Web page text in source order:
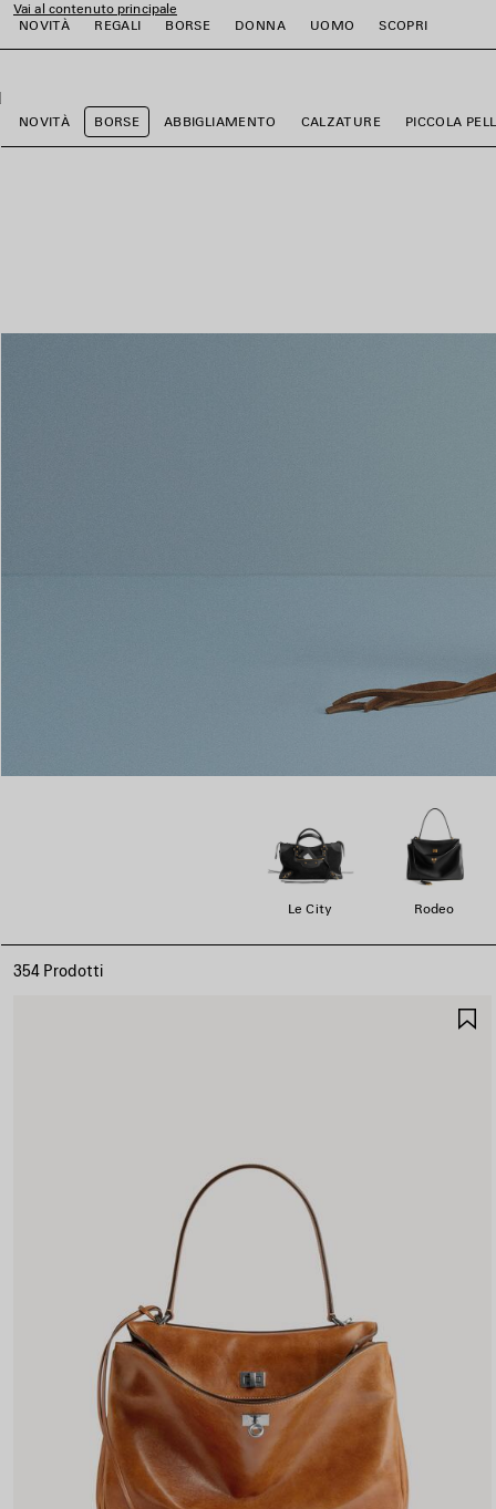
Vai al contenuto principale
NOVITÀ
REGALI BORSE DONNA UOMO SCOPRI
NOVITÀ BORSE ABBIGLIAMENTO CALZATURE PICCOLA
Le City Rodeo
354 Prodotti